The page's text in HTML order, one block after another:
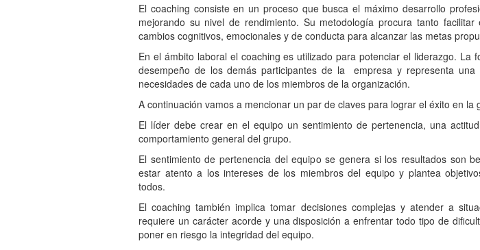
El coaching consiste en un proceso que busca el máximo desarrollo
mejorando su nivel de rendimiento. Su metodología procura tanto
cambios cognitivos, emocionales y de conducta para alcanzar las metas
En el ámbito laboral el coaching es utilizado para potenciar el liderazgo. La
desempeño de los demás participantes de la empresa y representa
necesidades de cada uno de los miembros de la organización.
A continuación vamos a mencionar un par de claves para lograr el éxito en la
El líder debe crear en el equipo un sentimiento de pertenencia, una
comportamiento general del grupo.
El sentimiento de pertenencia del equipo se genera si los resultados son
estar atento a los intereses de los miembros del equipo y plantea
todos.
El coaching también implica tomar decisiones complejas y atender a
requiere un carácter acorde y una disposición a enfrentar todo tipo de
poner en riesgo la integridad del equipo.